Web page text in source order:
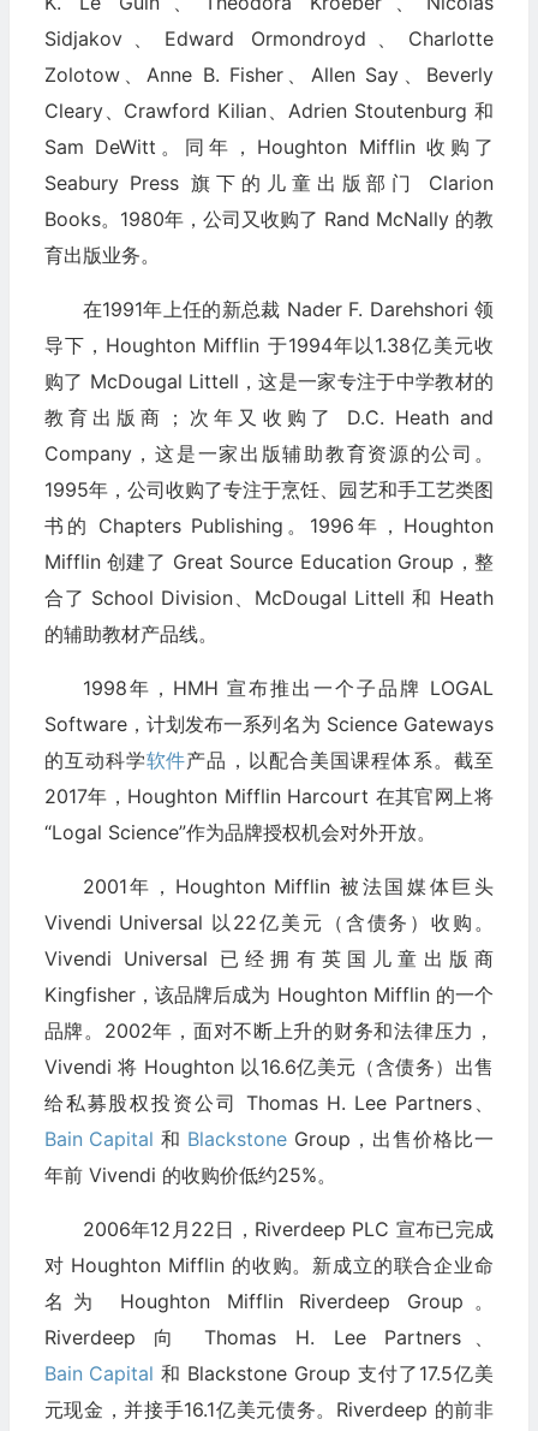
Sidjakov、Edward Ormondroyd、Charlotte
Zolotow、Anne B. Fisher、Allen Say、Beverly
Cleary、Crawford Kilian、Adrien Stoutenburg 和
Sam DeWitt。同年，Houghton Mifflin 收购了
Seabury Press 旗下的儿童出版部门 Clarion
Books。1980年，公司又收购了 Rand McNally 的教
育出版业务。
在1991年上任的新总裁 Nader F. Darehshori 领
导下，Houghton Mifflin 于1994年以1.38亿美元收
购了 McDougal Littell，这是一家专注于中学教材的
教育出版商；次年又收购了 D.C. Heath and
Company，这是一家出版辅助教育资源的公司。
1995年，公司收购了专注于烹饪、园艺和手工艺类图
书的 Chapters Publishing。1996年，Houghton
Mifflin 创建了 Great Source Education Group，整
合了 School Division、McDougal Littell 和 Heath
的辅助教材产品线。
1998年，HMH 宣布推出一个子品牌 LOGAL
Software，计划发布一系列名为 Science Gateways
的互动科学软件产品，以配合美国课程体系。截至
2017年，Houghton Mifflin Harcourt 在其官网上将
“Logal Science”作为品牌授权机会对外开放。
2001年，Houghton Mifflin 被法国媒体巨头
Vivendi Universal 以22亿美元（含债务）收购。
Vivendi Universal 已经拥有英国儿童出版商
Kingfisher，该品牌后成为 Houghton Mifflin 的一个
品牌。2002年，面对不断上升的财务和法律压力，
Vivendi 将 Houghton 以16.6亿美元（含债务）出售
给私募股权投资公司 Thomas H. Lee Partners、
Bain Capital 和 Blackstone Group，出售价格比一
年前 Vivendi 的收购价低约25%。
2006年12月22日，Riverdeep PLC 宣布已完成
对 Houghton Mifflin 的收购。新成立的联合企业命
名为 Houghton Mifflin Riverdeep Group。
Riverdeep 向 Thomas H. Lee Partners、
Bain Capital 和 Blackstone Group 支付了17.5亿美
元现金，并接手16.1亿美元债务。Riverdeep 的前非